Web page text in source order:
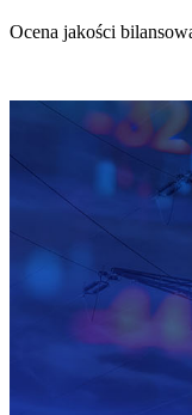
Ocena jakości